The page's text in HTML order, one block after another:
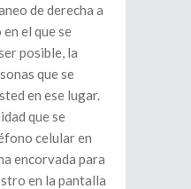
de derecha a
el que se
posible, la
que se
en ese lugar.
que se
celular en
encorvada para
en la pantalla